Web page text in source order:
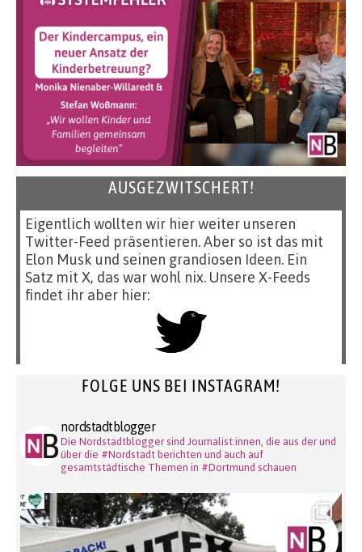
AUSGEZWITSCHERT!
Eigentlich wollten wir hier weiter unseren
Twitter-Feed präsentieren. Aber so ist das mit
Elon Musk und seinen grandiosen Ideen. Ein
Satz mit X, das war wohl nix. Unsere X-Feeds
findet ihr aber hier:
FOLGE UNS BEI INSTAGRAM!
nordstadtblogger
Die Nordstadtblogger sind Journalist:innen, die aus der und
über die #Nordstadt berichten und auch auf
gesamtstädtische Themen in #Dortmund schauen